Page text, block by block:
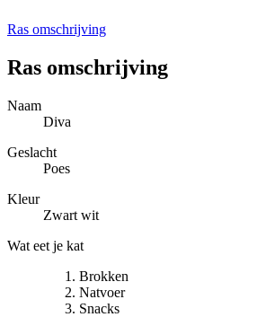
Ras omschrijving
Ras omschrijving
Naam
Diva
Geslacht
Poes
Kleur
Zwart wit
Wat eet je kat
Brokken
Natvoer
Snacks